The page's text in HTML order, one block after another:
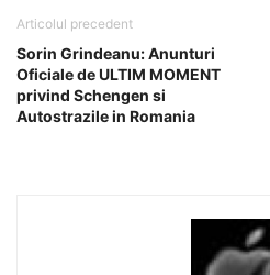
Articolul precedent
Sorin Grindeanu: Anunturi
Oficiale de ULTIM MOMENT
privind Schengen si
Autostrazile in Romania